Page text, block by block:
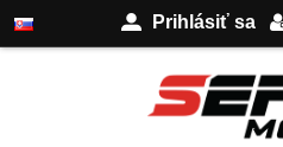
Prihlásiť sa